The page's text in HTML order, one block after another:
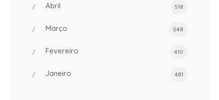
Abril 518
Março 548
Fevereiro 410
Janeiro 481